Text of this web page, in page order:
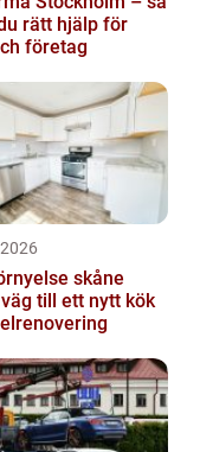
rätt hjälp för
företag
skåne
till ett nytt kök